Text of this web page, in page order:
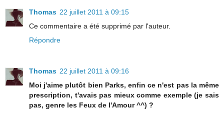
Thomas 22 juillet 2011 à 09:15
Ce commentaire a été supprimé par l'auteur.
Répondre
Thomas 22 juillet 2011 à 09:16
Moi j'aime plutôt bien Parks, enfin ce n'est pas la même
prescription, t'avais pas mieux comme exemple (je sais
pas, genre les Feux de l'Amour ^^) ?